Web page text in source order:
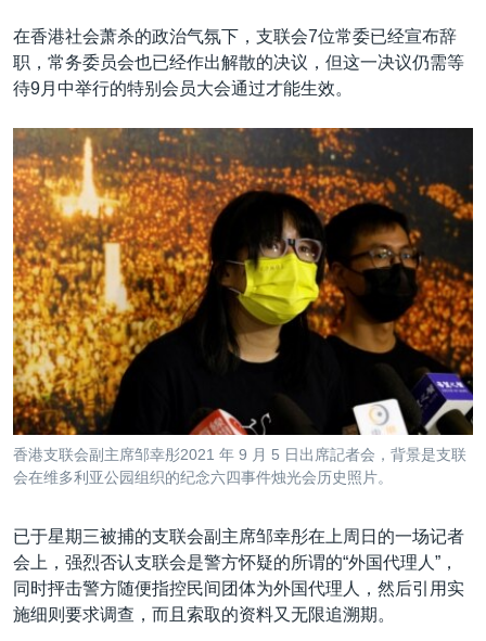
在香港社会萧杀的政治气氛下，支联会7位常委已经宣布辞
职，常务委员会也已经作出解散的决议，但这一决议仍需等
待9月中举行的特别会员大会通过才能生效。
香港支联会副主席邹幸彤2021 年 9 月 5 日出席記者会，背景是支联
会在维多利亚公园组织的纪念六四事件烛光会历史照片。
已于星期三被捕的支联会副主席邹幸彤在上周日的一场记者
会上，强烈否认支联会是警方怀疑的所谓的“外国代理人”，
同时抨击警方随便指控民间团体为外国代理人，然后引用实
施细则要求调查，而且索取的资料又无限追溯期。